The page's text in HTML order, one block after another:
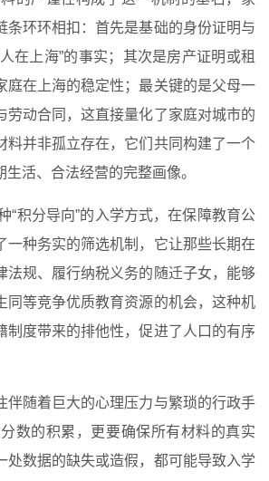
条环环相扣：首先是基础的身份证明与
在上海”的事实；其次是房产证明或租
庭在上海的稳定性；最关键的是父母一
劳动合同，这直接量化了家庭对城市的
料并非孤立存在，它们共同构建了一个
活、合法经营的完整画像。
“积分导向”的入学方式，在保障教育公
一种务实的筛选机制，它让那些长期在
法规、履行纳税义务的随迁子女，能够
同等竞争优质教育资源的机会，这种机
制度带来的排他性，促进了人口的有序
伴随着巨大的心理压力与繁琐的行政手
数的积累，更要确保所有材料的真实
处数据的缺失或造假，都可能导致入学